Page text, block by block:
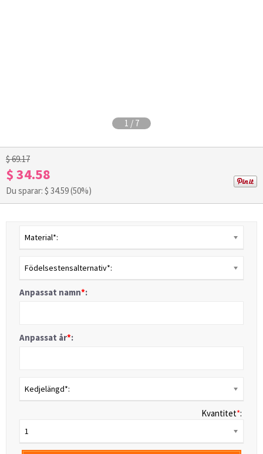
1 / 7
$ 69.17
$ 34.58
Du sparar: $ 34.59(50%)
Material*:
Födelsestensalternativ*:
Anpassat namn*:
Anpassat år*:
Kedjelängd*:
Kvantitet*:
1